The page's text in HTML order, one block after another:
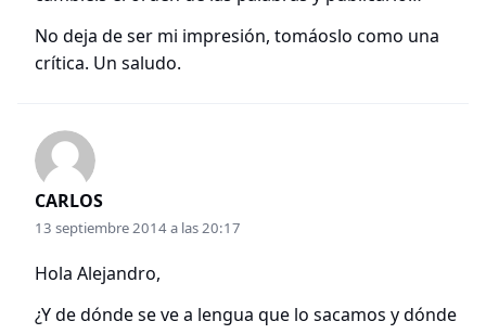
No deja de ser mi impresión, tomáoslo como una
crítica. Un saludo.
CARLOS
13 septiembre 2014 a las 20:17
Hola Alejandro,
¿Y de dónde se ve a lengua que lo sacamos y dónde